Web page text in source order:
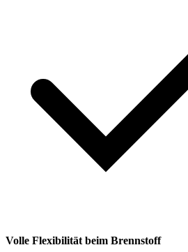
Volle Flexibilität beim Brennstoff